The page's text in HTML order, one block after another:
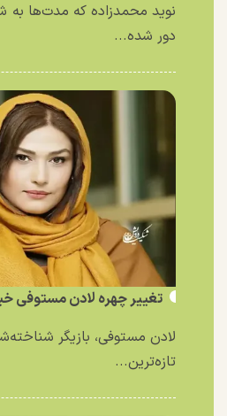
نوید محمدزاده که مدت‌ها
دور شده...
تغییر چهره لادن مستوفی
لادن مستوفی، بازیگر
تازه‌ترین...